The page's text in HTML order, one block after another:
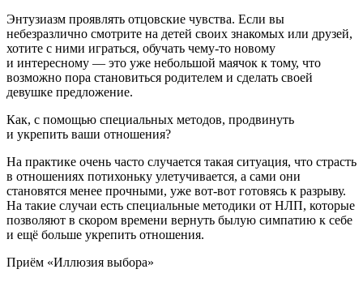
Энтузиазм проявлять отцовские чувства. Если вы
небезразлично смотрите на детей своих знакомых или друзей,
хотите с ними играться, обучать чему-то новому
и интересному — это уже небольшой маячок к тому, что
возможно пора становиться родителем и сделать своей
девушке предложение.
Как, с помощью специальных методов, продвинуть
и укрепить ваши отношения?
На практике очень часто случается такая ситуация, что страсть
в отношениях потихоньку улетучивается, а сами они
становятся менее прочными, уже вот-вот готовясь к разрыву.
На такие случаи есть специальные методики от НЛП, которые
позволяют в скором времени вернуть былую симпатию к себе
и ещё больше укрепить отношения.
Приём «Иллюзия выбора»